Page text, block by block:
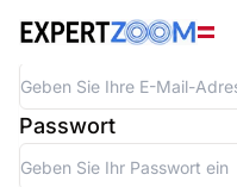
Willkommen
E-Mail-Adresse
Passwort